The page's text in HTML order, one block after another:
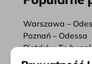
Warszawa –
Poznań – Odessa
Piotrków
Łódź – Odessa